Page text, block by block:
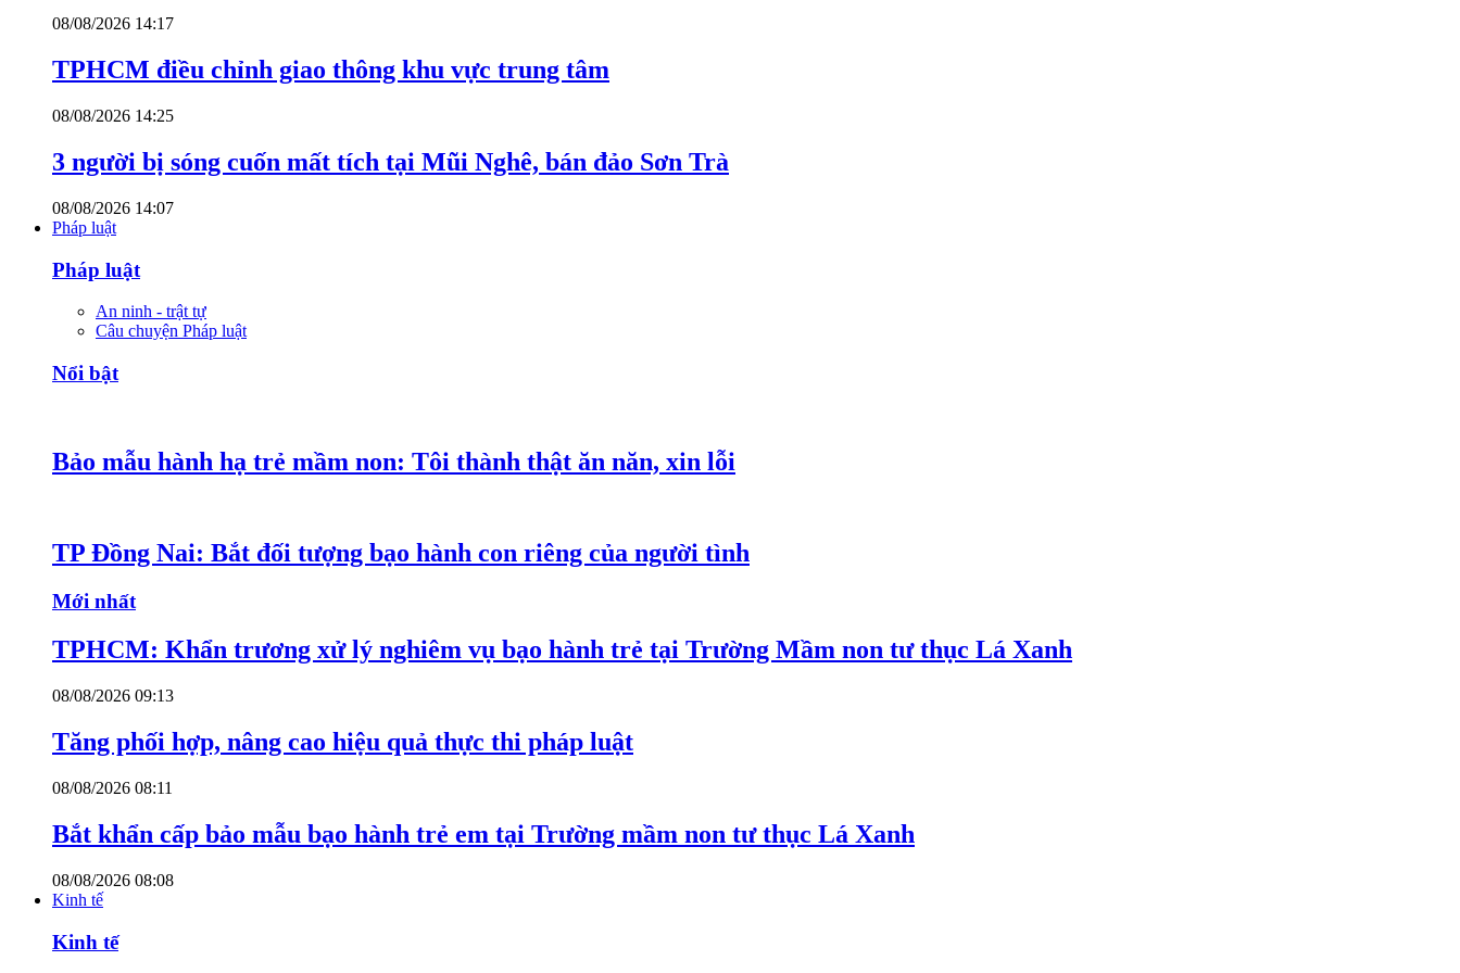
08/08/2026 14:17
TPHCM điều chỉnh giao thông khu vực trung tâm
08/08/2026 14:25
3 người bị sóng cuốn mất tích tại Mũi Nghê, bán đảo Sơn Trà
08/08/2026 14:07
Pháp luật
Pháp luật
An ninh - trật tự
Câu chuyện Pháp luật
Nổi bật
Bảo mẫu hành hạ trẻ mầm non: Tôi thành thật ăn năn, xin lỗi
TP Đồng Nai: Bắt đối tượng bạo hành con riêng của người tình
Mới nhất
TPHCM: Khẩn trương xử lý nghiêm vụ bạo hành trẻ tại Trường Mầm non tư thục Lá Xanh
08/08/2026 09:13
Tăng phối hợp, nâng cao hiệu quả thực thi pháp luật
08/08/2026 08:11
Bắt khẩn cấp bảo mẫu bạo hành trẻ em tại Trường mầm non tư thục Lá Xanh
08/08/2026 08:08
Kinh tế
Kinh tế